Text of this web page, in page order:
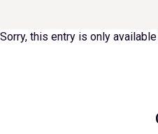
Sorry, this entry is only